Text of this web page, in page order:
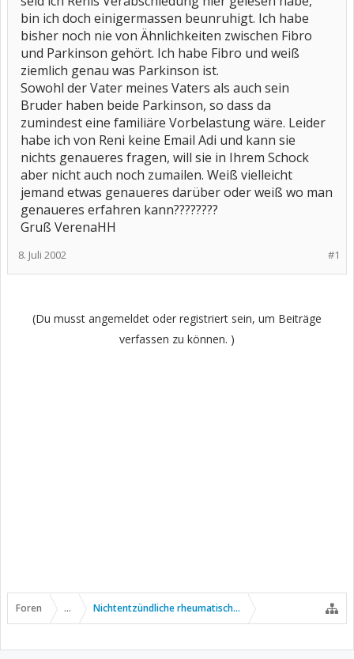
bin ich doch einigermassen beunruhigt. Ich habe
bisher noch nie von Ähnlichkeiten zwischen Fibro
und Parkinson gehört. Ich habe Fibro und weiß
ziemlich genau was Parkinson ist.
Sowohl der Vater meines Vaters als auch sein
Bruder haben beide Parkinson, so dass da
zumindest eine familiäre Vorbelastung wäre. Leider
habe ich von Reni keine Email Adi und kann sie
nichts genaueres fragen, will sie in Ihrem Schock
aber nicht auch noch zumailen. Weiß vielleicht
jemand etwas genaueres darüber oder weiß wo man
genaueres erfahren kann????????
Gruß VerenaHH
#1
8. Juli 2002
(Du musst angemeldet oder registriert sein, um Beiträge
verfassen zu können. )
Foren ... Nichtentzündliche rheumatische Erkrankungen